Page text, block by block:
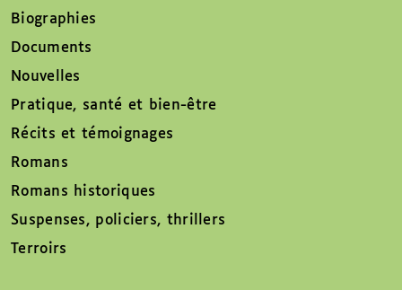
Biographies
Documents
Nouvelles
Pratique, santé et bien-être
Récits et témoignages
Romans
Romans historiques
Suspenses, policiers, thrillers
Terroirs